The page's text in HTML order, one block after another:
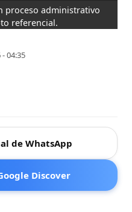
proceso administrativo
referencial.
04:35
de WhatsApp
Discover